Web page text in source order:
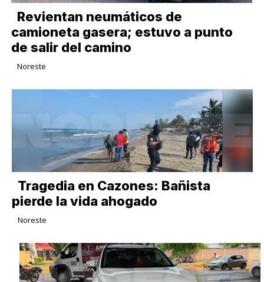
Revientan neumáticos de
camioneta gasera; estuvo a punto
de salir del camino
Noreste
Tragedia en Cazones: Bañista
pierde la vida ahogado
Noreste